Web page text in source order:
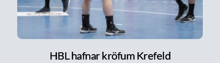
HBL hafnar kröfum Krefeld